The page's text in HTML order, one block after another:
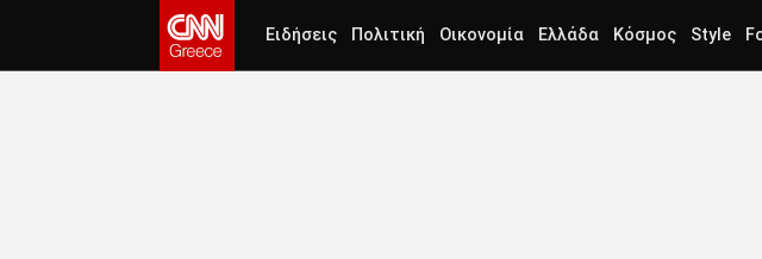
Ειδήσεις Πολιτική Οικονομία Ελλάδα Κόσμος Style